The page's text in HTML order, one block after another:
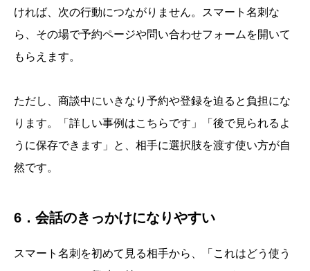
ければ、次の行動につながりません。スマート名刺な
ら、その場で予約ページや問い合わせフォームを開いて
もらえます。
ただし、商談中にいきなり予約や登録を迫ると負担にな
ります。「詳しい事例はこちらです」「後で見られるよ
うに保存できます」と、相手に選択肢を渡す使い方が自
然です。
6．会話のきっかけになりやすい
スマート名刺を初めて見る相手から、「これはどう使う